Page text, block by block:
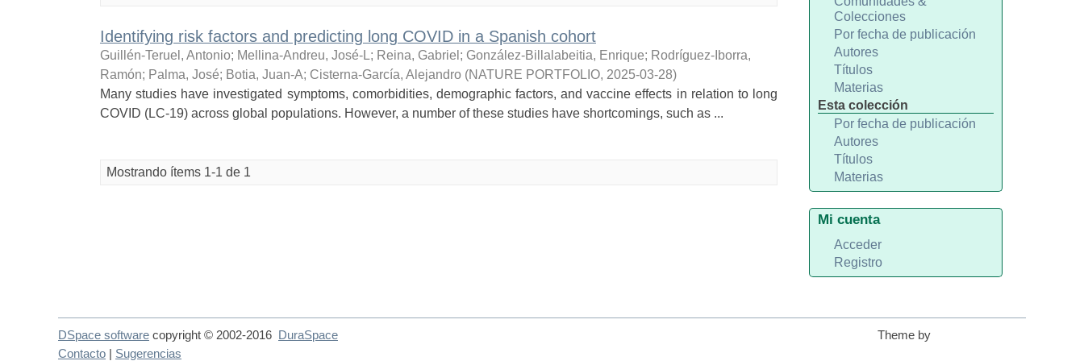
Identifying risk factors and predicting long COVID in a Spanish cohort
Guillén-Teruel, Antonio; Mellina-Andreu, José-L; Reina, Gabriel ; González-Billalabeitia, Enrique; Rodríguez-Iborra,
Ramón; Palma, José; Botia, Juan-A; Cisterna-García, Alejandro (NATURE PORTFOLIO, 2025-03-28)
Many studies have investigated symptoms, comorbidities, demographic factors, and vaccine effects in relation to long
COVID (LC-19) across global populations. However, a number of these studies have shortcomings, such as ...
Mostrando ítems 1-1 de 1
Colecciones
Por fecha de publicación
Autores
Títulos
Materias
Esta colección
Por fecha de publicación
Autores
Títulos
Materias
Mi cuenta
Acceder
Registro
DSpace software copyright © 2002-2016 DuraSpace
Theme by
Contacto
Sugerencias